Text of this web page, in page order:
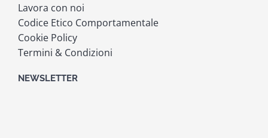
Lavora con noi
Codice Etico Comportamentale
Cookie Policy
Termini & Condizioni
NEWSLETTER